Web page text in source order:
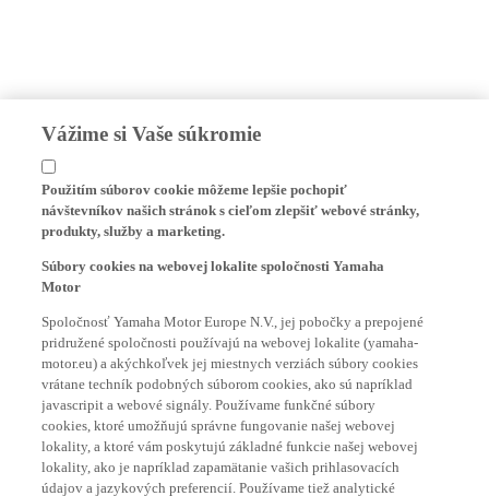
Vážime si Vaše súkromie
Použitím súborov cookie môžeme lepšie pochopiť
návštevníkov našich stránok s cieľom zlepšiť webové stránky,
produkty, služby a marketing.
Súbory cookies na webovej lokalite spoločnosti Yamaha
Motor
Spoločnosť Yamaha Motor Europe N.V., jej pobočky a prepojené
pridružené spoločnosti používajú na webovej lokalite (yamaha-
motor.eu) a akýchkoľvek jej miestnych verziách súbory cookies
vrátane techník podobných súborom cookies, ako sú napríklad
javascripit a webové signály. Používame funkčné súbory
cookies, ktoré umožňujú správne fungovanie našej webovej
lokality, a ktoré vám poskytujú základné funkcie našej webovej
lokality, ako je napríklad zapamätanie vašich prihlasovacích
údajov a jazykových preferencií. Používame tiež analytické